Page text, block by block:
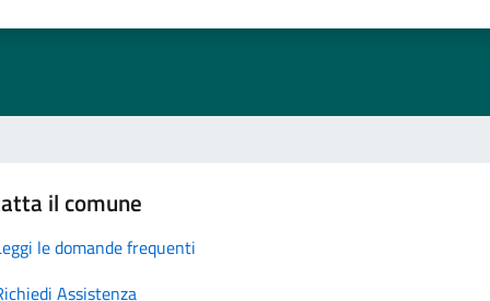
il comune
le domande frequenti
Assistenza